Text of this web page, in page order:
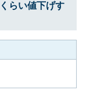
らい値下げす